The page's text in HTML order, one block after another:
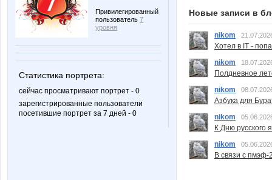
Привилегированный
пользователь 7
уровня
Статистика портрета:
сейчас просматривают портрет - 0
зарегистрированные пользователи
посетившие портрет за 7 дней - 0
Новые записи в
nikom
Хотел в IT -
nikom
Полдневное
nikom
Азбука для
nikom
К Дню русского
nikom
В связи с пмэф-